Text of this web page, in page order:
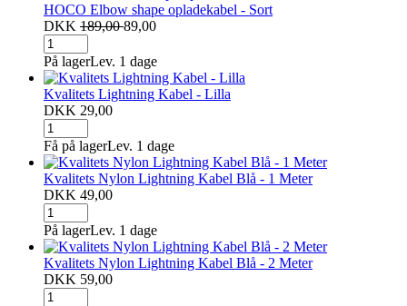
HOCO Elbow shape opladekabel - Sort
DKK 189,0089,00
På lagerLev. 1 dage
Kvalitets Lightning Kabel - Lilla
DKK 29,00
Få på lagerLev. 1 dage
Kvalitets Nylon Lightning Kabel Blå - 1 Meter
DKK 49,00
På lagerLev. 1 dage
Kvalitets Nylon Lightning Kabel Blå - 2 Meter
DKK 59,00